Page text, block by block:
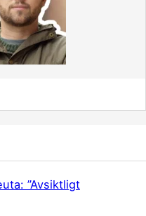
”Avsiktligt